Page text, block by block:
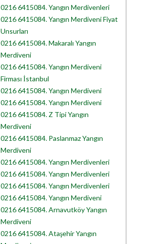
0216 6415084. Yangın Merdivenleri
0216 6415084. Yangın Merdiveni Fiyat
Unsurları
0216 6415084. Makaralı Yangın
Merdiveni
0216 6415084. Yangın Merdiveni
Firması İstanbul
0216 6415084. Yangın Merdiveni
0216 6415084. Yangın Merdiveni
0216 6415084. Z Tipi Yangın
Merdiveni
0216 6415084. Paslanmaz Yangın
Merdiveni
0216 6415084. Yangın Merdivenleri
0216 6415084. Yangın Merdivenleri
0216 6415084. Yangın Merdivenleri
0216 6415084. Yangın Merdiveni
0216 6415084. Arnavutköy Yangın
Merdiveni
0216 6415084. Ataşehir Yangın